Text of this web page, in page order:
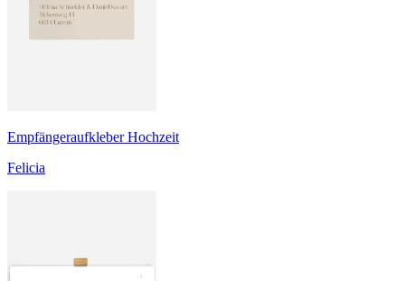
Empfängeraufkleber Hochzeit
Felicia